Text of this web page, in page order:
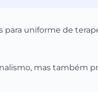
para uniforme de
mas também